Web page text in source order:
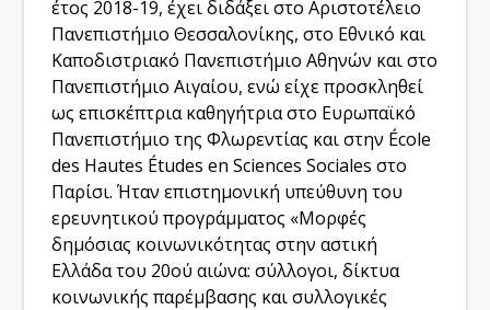
έτος 2018-19, έχει διδάξει στο Αριστοτέλειο
Πανεπιστήμιο Θεσσαλονίκης, στο Εθνικό και
Καποδιστριακό Πανεπιστήμιο Αθηνών και στο
Πανεπιστήμιο Αιγαίου, ενώ είχε προσκληθεί
ως επισκέπτρια καθηγήτρια στο Ευρωπαϊκό
Πανεπιστήμιο της Φλωρεντίας και στην École
des Hautes Études en Sciences Sociales στο
Παρίσι. Ήταν επιστημονική υπεύθυνη του
ερευνητικού προγράμματος «Μορφές
δημόσιας κοινωνικότητας στην αστική
Ελλάδα του 20ού αιώνα: σύλλογοι, δίκτυα
κοινωνικής παρέμβασης και συλλογικές